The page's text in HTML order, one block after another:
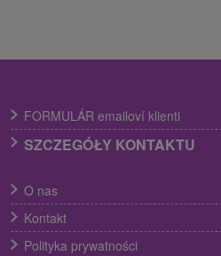
FORMULÁR emailoví klienti
SZCZEGÓŁY KONTAKTU
O nas
Kontakt
Polityka prywatności